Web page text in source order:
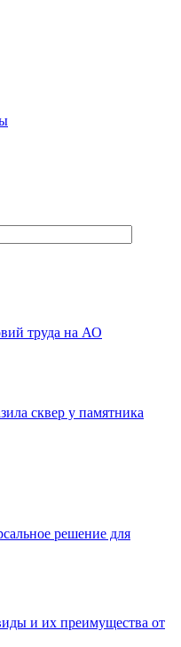
труда на АО
сквер у памятника
решение для
и их преимущества от